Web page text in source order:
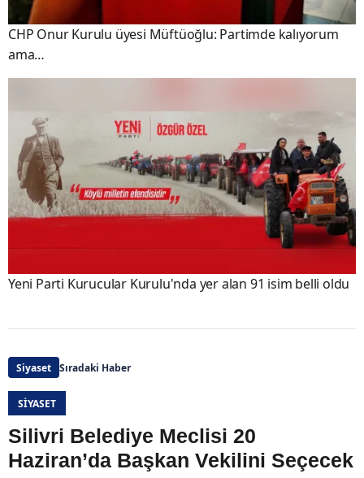
CHP Onur Kurulu üyesi Müftüoğlu: Partimde kalıyorum
ama…
Yeni Parti Kurucular Kurulu'nda yer alan 91 isim belli oldu
Siyaset Sıradaki Haber
SIYASET
Silivri Belediye Meclisi 20
Haziran’da Başkan Vekilini Seçecek